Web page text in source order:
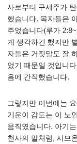
사로부터 구세주가
했습니다. 목자들은
주었습니다(루가
게 생각하긴 했지만
자들은 거짓말도 잘
었기 때문일 것입니
음에 간직했습니다.
그렇지만 이번에는
기운이 감도는 이 노
움직였습니다. 아기
천사의 말처럼, 시므